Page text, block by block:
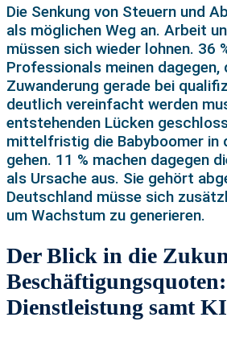
Die Senkung von Steuern und
als möglichen Weg an. Arbeit
müssen sich wieder lohnen. 36
Professionals meinen dagegen,
Zuwanderung gerade bei
deutlich vereinfacht werden
entstehenden Lücken
mittelfristig die Babyboomer in
gehen. 11 % machen dagegen
als Ursache aus. Sie gehört
Deutschland müsse sich
um Wachstum zu generieren.
Der Blick in die
Dienstleistung samt KI